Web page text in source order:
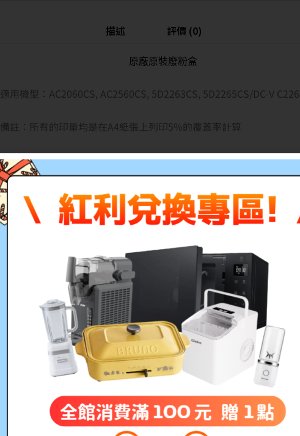
描述 評價 (0)
原廠原裝廢粉盒
適用機型：AC2060CS, AC2560CS, 5D2263CS, 5D2265CS/DC-V
備註：所有的印量均是在A4紙張上列印5%的覆蓋率計算